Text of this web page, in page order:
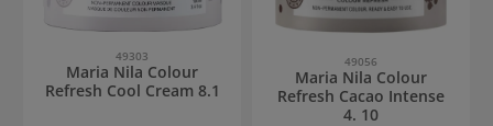
49303
Maria Nila Colour
Refresh Cool Cream 8.1
49056
Maria Nila Colour
Refresh Cacao Intense
4. 10